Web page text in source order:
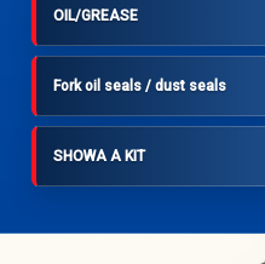
OIL/GREASE
Fork oil seals / dust seals
SHOWA A KIT